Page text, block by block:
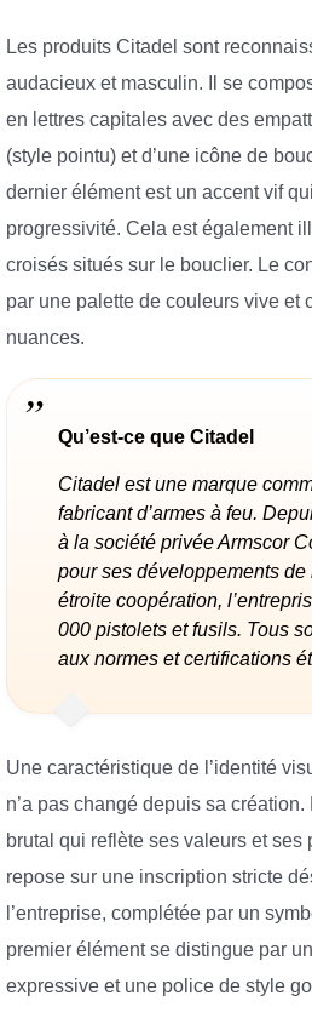
Les produits Citadel sont
audacieux et masculin. Il se
en lettres capitales avec des
(style pointu) et d’une icône de
dernier élément est un accent vif
progressivité. Cela est également
croisés situés sur le bouclier. Le
par une palette de couleurs vive et
nuances.
Qu’est-ce que Citadel
Citadel est une marque
fabricant d’armes à feu.
à la société privée Armscor
pour ses développements
étroite coopération,
000 pistolets et fusils. Tous
aux normes et certifications
Une caractéristique de l’identité
n’a pas changé depuis sa
brutal qui reflète ses valeurs et ses
repose sur une inscription stricte
l’entreprise, complétée par un
premier élément se distingue par
expressive et une police de style